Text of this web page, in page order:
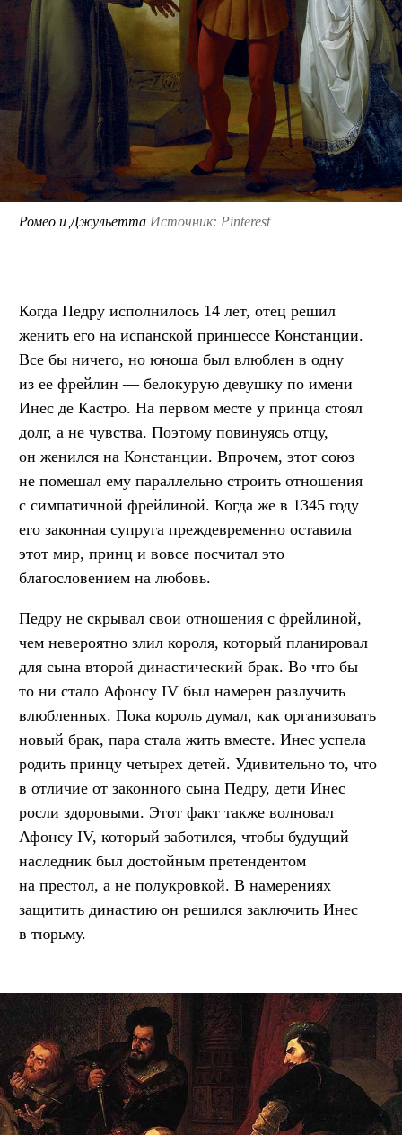
Ромео и Джульетта Источник: Pinterest
Когда Педру исполнилось 14 лет, отец решил
женить его на испанской принцессе Констанции.
Все бы ничего, но юноша был влюблен в одну
из ее фрейлин — белокурую девушку по имени
Инес де Кастро. На первом месте у принца стоял
долг, а не чувства. Поэтому повинуясь отцу,
он женился на Констанции. Впрочем, этот союз
не помешал ему параллельно строить отношения
с симпатичной фрейлиной. Когда же в 1345 году
его законная супруга преждевременно оставила
этот мир, принц и вовсе посчитал это
благословением на любовь.
Педру не скрывал свои отношения с фрейлиной,
чем невероятно злил короля, который планировал
для сына второй династический брак. Во что бы
то ни стало Афонсу IV был намерен разлучить
влюбленных. Пока король думал, как организовать
новый брак, пара стала жить вместе. Инес успела
родить принцу четырех детей. Удивительно то, что
в отличие от законного сына Педру, дети Инес
росли здоровыми. Этот факт также волновал
Афонсу IV, который заботился, чтобы будущий
наследник был достойным претендентом
на престол, а не полукровкой. В намерениях
защитить династию он решился заключить Инес
в тюрьму.